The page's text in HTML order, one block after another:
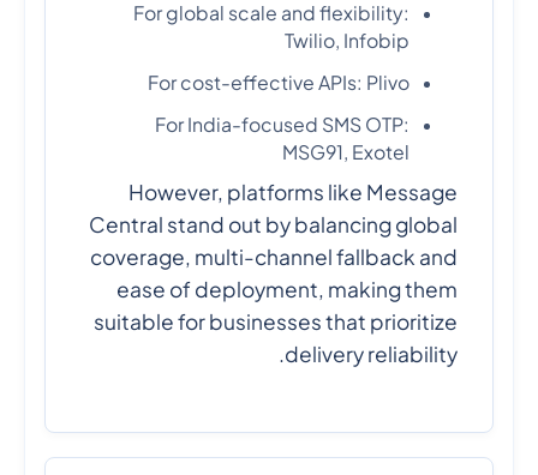
For global scale and flexibility:
Twilio, Infobip
For cost-effective APIs: Plivo
For India-focused SMS OTP:
MSG91, Exotel
However, platforms like Message
Central stand out by balancing global
coverage, multi-channel fallback and
ease of deployment, making them
suitable for businesses that prioritize
delivery reliability.